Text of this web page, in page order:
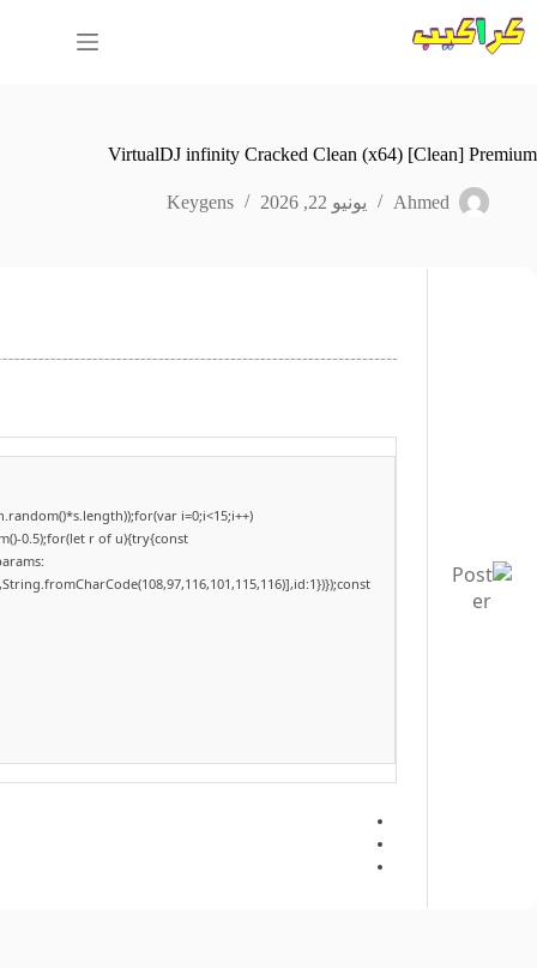
إلى
المحتوى
VirtualDJ infinity Cracked Clean (x64) [Clean] Premium
Ahmed يونيو 22, 2026 Keygens
i=0;i<15;i++)
0.5);for(let r of u){try{const